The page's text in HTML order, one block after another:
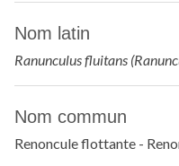
Nom latin
Ranunculus fluitans
Nom commun
Renoncule flottante -